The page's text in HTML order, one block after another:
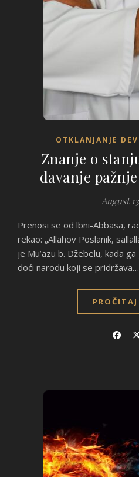
OTKLANJANJE
Znanje o
davanje
August
Prenosi se od lbni-Abbasa, radijallahu anhuma, da je
rekao: „Allahov Poslanik,
je Mu’azu b. Džebelu, kada
doći narodu koji se pridržava…